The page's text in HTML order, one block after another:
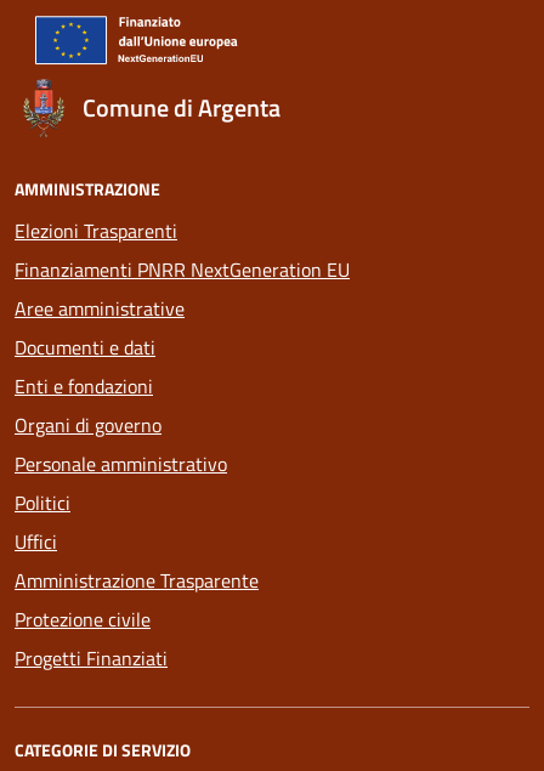
Comune di Argenta
AMMINISTRAZIONE
Elezioni Trasparenti
Finanziamenti PNRR NextGeneration EU
Aree amministrative
Documenti e dati
Enti e fondazioni
Organi di governo
Personale amministrativo
Politici
Uffici
Amministrazione Trasparente
Protezione civile
Progetti Finanziati
CATEGORIE DI SERVIZIO